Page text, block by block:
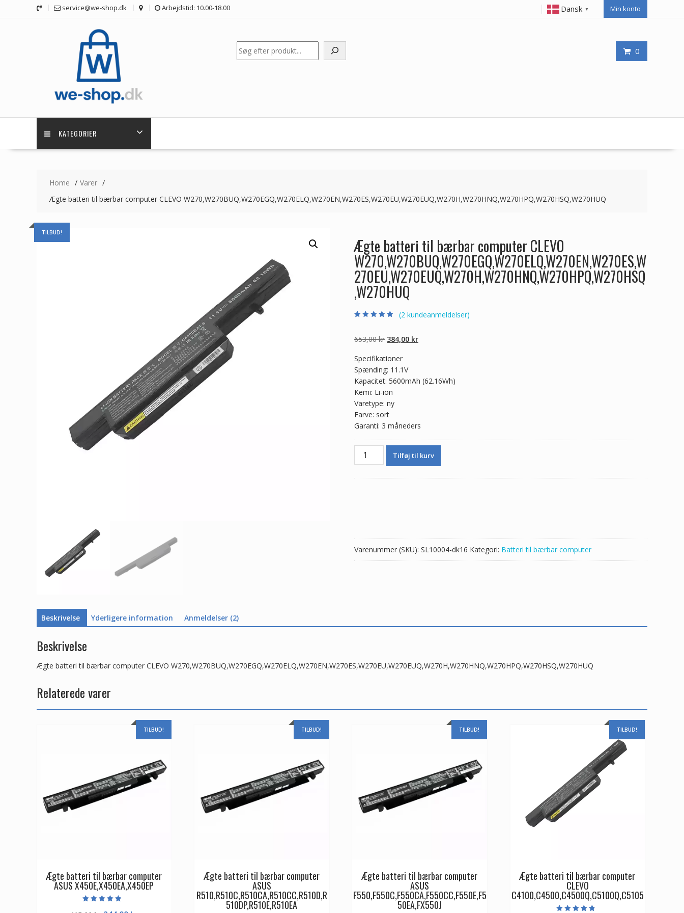
service@we-shop.dk Arbejdstid: 10.00-18.00 Dansk ▼ Min konto
0
Søg
KATEGORIER
Home
Varer
Ægte batteri til bærbar computer CLEVO W270,W270BUQ,W270EGQ,W270ELQ,W270EN,W270ES,W270EU,W270EUQ,W270H,W270HNQ,W270HPQ,W270HSQ,W270HUQ
TILBUD!
Ægte batteri til bærbar computer CLEVO
W270,W270BUQ,W270EGQ,W270ELQ,W270EN,W270ES,W
270EU,W270EUQ,W270H,W270HNQ,W270HPQ,W270HSQ
,W270HUQ
baseret på
kundebedømmel
(2 kundeanmeldelser)
653,00kr Den
pris
var:
653,00 kr.
384,00 krDen
384,00 kr.
Specifikationer
Spænding: 11.1V
Kapacitet: 5600mAh (62.16Wh)
Kemi: Li-ion
Varetype: ny
Farve: sort
Garanti: 3 måneders
Ægte
batteri
Tilføj til kurv
Varenummer (SKU): SL10004-dk16 Kategori: Batteri til bærbar computer
Beskrivelse Yderligere information Anmeldelser (2)
Beskrivelse
Ægte batteri til bærbar computer CLEVO W270,W270BUQ,W270EGQ,W270ELQ,W270EN,W270ES,W270EU,W270EUQ,W270H,W270HNQ,W270HPQ,W270HSQ,W270HUQ
Relaterede varer
TILBUD!
Ægte batteri til bærbar computer
ASUS X450E,X450EA,X450EP
TILBUD!
Ægte batteri til bærbar computer
ASUS
R510,R510C,R510CA,R510CC,R510D,R
510DP,R510E,R510EA
TILBUD!
Ægte batteri til bærbar computer
ASUS
F550,F550C,F550CA,F550CC,F550E,F5
50EA,FX550J
TILBUD!
Ægte batteri til bærbar computer
CLEVO
C4100,C4500,C4500Q,C5100Q,C5105